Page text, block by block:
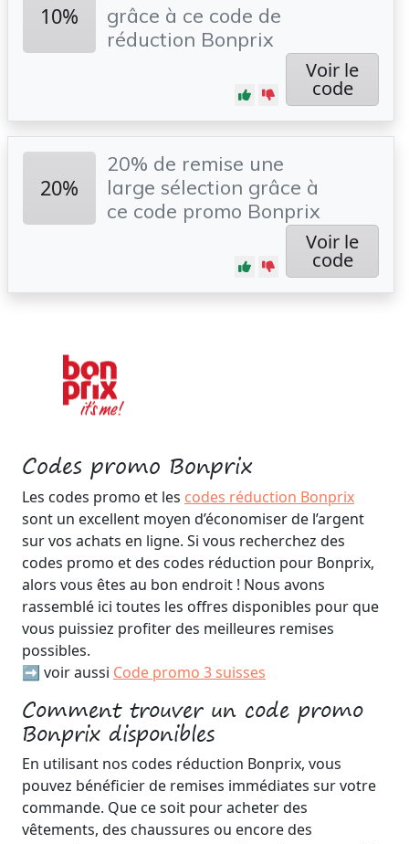
Codes promo Bonprix
Les codes promo et les codes réduction Bonprix
sont un excellent moyen d’économiser de l’argent
sur vos achats en ligne. Si vous recherchez des
codes promo et des codes réduction pour Bonprix,
alors vous êtes au bon endroit ! Nous avons
rassemblé ici toutes les offres disponibles pour que
vous puissiez profiter des meilleures remises
possibles.
➡️ voir aussi Code promo 3 suisses
Comment trouver un code promo
Bonprix disponibles
En utilisant nos codes réduction Bonprix, vous
pouvez bénéficier de remises immédiates sur votre
commande. Que ce soit pour acheter des
vêtements, des chaussures ou encore des
10%
grâce à ce code de
réduction Bonprix
Voir le
code
20%
20% de remise une
large sélection grâce à
ce code promo Bonprix
Voir le
code